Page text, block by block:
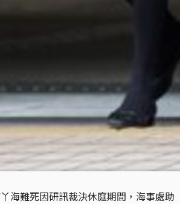
海難死因研訊裁決休庭期間，海事處助